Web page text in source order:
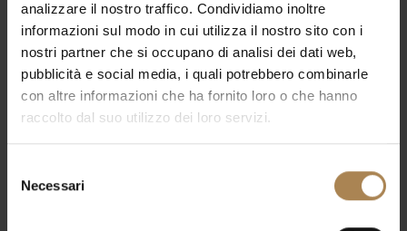
analizzare il nostro traffico. Condividiamo inoltre
informazioni sul modo in cui utilizza il nostro sito con i
nostri partner che si occupano di analisi dei dati web,
pubblicità e social media, i quali potrebbero combinarle
con altre informazioni che ha fornito loro o che hanno
raccolto dal suo utilizzo dei loro servizi.
delNecessari